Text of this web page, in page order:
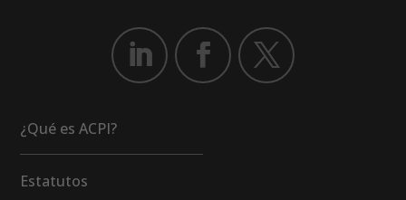
¿Qué es ACPI?
Estatutos